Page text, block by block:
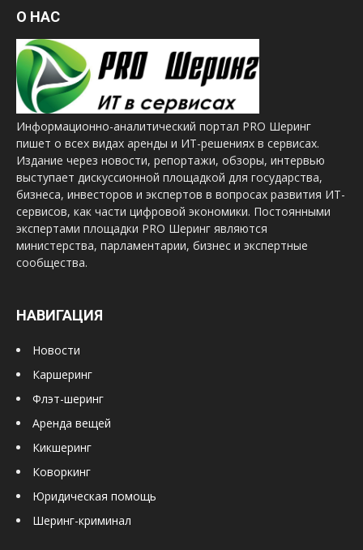
О НАС
Информационно-аналитический портал PRO Шеринг
пишет о всех видах аренды и ИТ-решениях в сервисах.
Издание через новости, репортажи, обзоры, интервью
выступает дискуссионной площадкой для государства,
бизнеса, инвесторов и экспертов в вопросах развития ИТ-
сервисов, как части цифровой экономики. Постоянными
экспертами площадки PRO Шеринг являются
министерства, парламентарии, бизнес и экспертные
сообщества.
НАВИГАЦИЯ
Новости
Каршеринг
Флэт-шеринг
Аренда вещей
Кикшеринг
Коворкинг
Юридическая помощь
Шеринг-криминал